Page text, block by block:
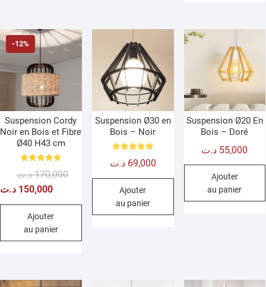
-12%
Suspension Cordy
Noir en Bois et Fibre
Ø40 H43 cm
5.00
170,000 د.ت
Le
initial
150,000 د.ت
Le
actuel
Ajouter
au panier
Suspension Ø30 en
Bois – Noir
5.00
69,000 د.ت
Ajouter
au panier
Suspension Ø20 En
Bois – Doré
55,000 د.ت
Ajouter
au panier